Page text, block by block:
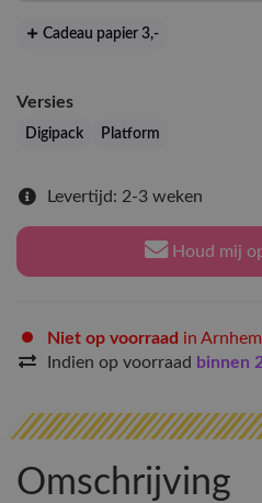
Cadeau papier 3,-
Versies
Digipack Platform
Levertijd: 2-3 weken
Houd mij
Niet op voorraad in Arnhem
Indien op voorraad binnen
Omschrijving